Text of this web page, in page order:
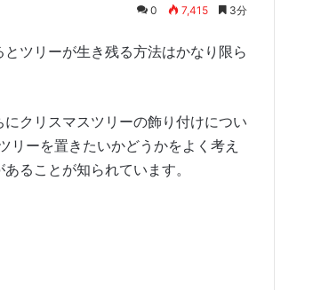
0 7,415 3分
ツリーが生き残る方法はかなり限ら
クリスマスツリーの飾り付けについ
リーを置きたいかどうかをよく考え
ることが知られています。